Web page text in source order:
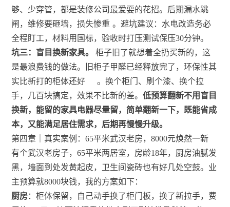
够、少穿管，都是装修公司最爱耍的花招。后期漏水跳
闸，维修要砸墙，损失惨重 。避坑建议：水电改造务必
全程盯工，材料用国标，验收时打压测试保压30分钟。
坑三：盲目换新家具。
柜子旧了就想着全扔买新的，这
是最浪费钱的做法。旧柜子甲醛已经释放完了，环保性其
实比新打的柜体还好
。换个柜门、刷个漆、换个拉
手，几百块搞定，效果不比新的差。低预算翻新不用盲目
换新，能留的家具电器尽量留，简单翻新一下，既能省成
本，又能满足居住需求，后期再慢慢升级。
第四章｜真实案例：65平米武汉老房，8000元焕然一新
有个武汉老房子，65平米两居室，房龄18年，厨房油腻发
黑，墙面到处发黄起皮，卫生间瓷砖也有好几处空鼓。业
主预算就8000块钱，我的方案如下：
厨房：柜体保留，自己动手换了柜门板，换了新拉手，费